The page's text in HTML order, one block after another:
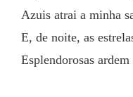
Azuis atrai a minha
E, de noite, as
Esplendorosas